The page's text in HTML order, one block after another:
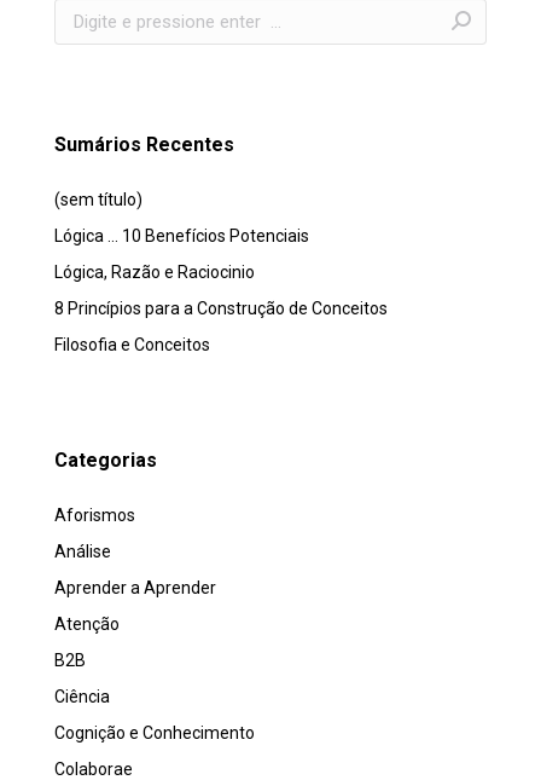
Search:
Sumários Recentes
(sem título)
Lógica … 10 Benefícios Potenciais
Lógica, Razão e Raciocinio
8 Princípios para a Construção de Conceitos
Filosofia e Conceitos
Categorias
Aforismos
Análise
Aprender a Aprender
Atenção
B2B
Ciência
Cognição e Conhecimento
Colaborae